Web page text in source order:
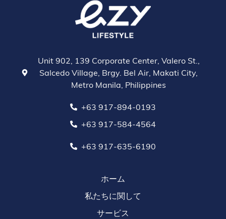
Unit 902, 139 Corporate Center, Valero St.,
Salcedo Village, Brgy. Bel Air, Makati City,
Metro Manila, Philippines
+63 917-894-0193
+63 917-584-4564
+63 917-635-6190
ホーム
私たちに関して
サービス